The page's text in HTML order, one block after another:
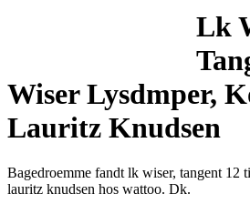
Lk
Wiser Lysdmper,
Lauritz Knudsen
Bagedroemme fandt lk wiser, tangent 12
lauritz knudsen hos wattoo. Dk.